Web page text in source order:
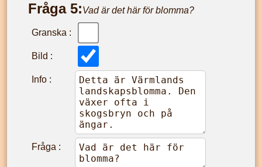
Fråga 5:Vad är det här för blomma?
Granska :
Bild :
Info :
Fråga :